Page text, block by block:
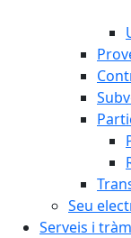
Seu
Serveis i